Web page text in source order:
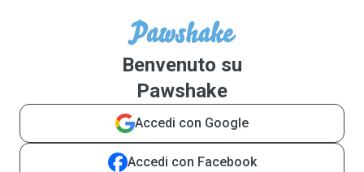
Benvenuto su
Pawshake
Accedi con Google
Accedi con Facebook